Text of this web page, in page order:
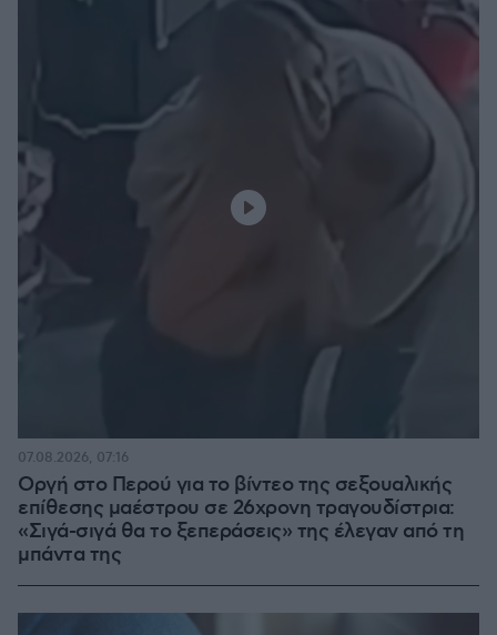
Οργή στο Περού για το βίντεο της σεξουαλικής
επίθεσης μαέστρου σε 26χρονη τραγουδίστρια:
«Σιγά-σιγά θα το ξεπεράσεις» της έλεγαν από τη
μπάντα της
07.08.2026, 07:16